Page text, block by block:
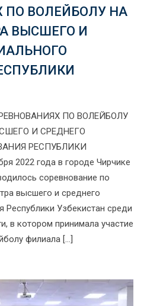
ПО ВОЛЕЙБОЛУ НА
ВЫСШЕГО И
ПО ВОЛЕЙБОЛУ
И СРЕДНЕГО
РЕСПУБЛИКИ
2022 года в городе Чирчике
соревнование по
высшего и среднего
Республики Узбекистан среди
в котором принимала участие
филиала […]